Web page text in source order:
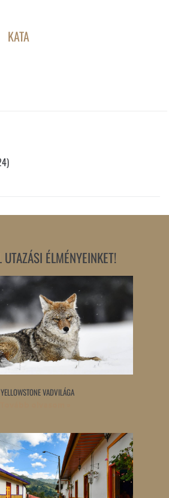
KATA
UTAZÁSI ÉLMÉNYEINKET!
VADVILÁGA